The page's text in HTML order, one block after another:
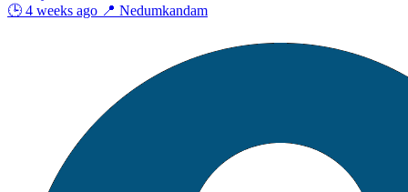
🕒 4 weeks ago 📍 Nedumkandam